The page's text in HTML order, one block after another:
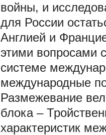
войны, и
для России
Англией и
этими вопросами
системе
международные
Размежевание
блока –
характеристик